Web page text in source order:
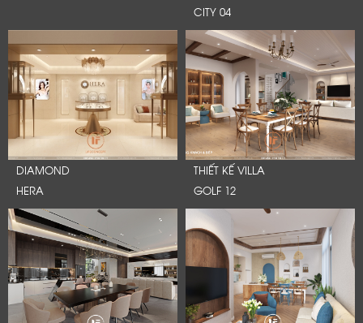
CITY 04
DIAMOND
HERA
THIẾT KẾ VILLA
GOLF 12